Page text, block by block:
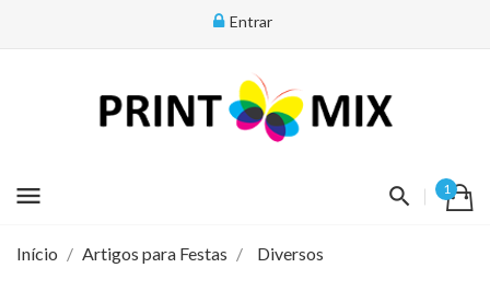
Entrar
menu 1
Início Artigos para Festas Diversos